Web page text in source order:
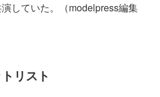
していた。（modelpress編集
リスト